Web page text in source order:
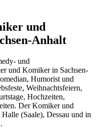
und
Anhalt
und
und Komiker in Sachsen-
Humorist und
Weihnachtsfeiern,
Hochzeiten,
Der Komiker und
(Saale), Dessau und in